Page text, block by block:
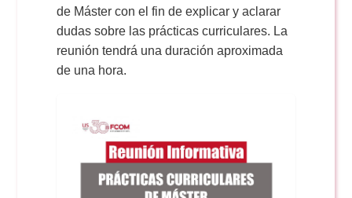
Boletines
de Máster con el fin de explicar y aclarar
dudas sobre las prácticas curriculares. La
reunión tendrá una duración aproximada
de una hora.